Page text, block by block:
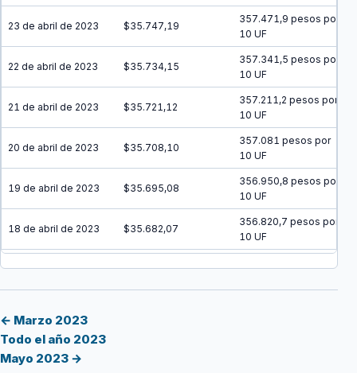
23 de abril de 2023 $35.747,19
357.471,9 pesos por
10 UF
22 de abril de 2023 $35.734,15
357.341,5 pesos por
10 UF
21 de abril de 2023 $35.721,12
357.211,2 pesos por
10 UF
20 de abril de 2023 $35.708,10
357.081 pesos por
10 UF
19 de abril de 2023 $35.695,08
356.950,8 pesos por
10 UF
18 de abril de 2023 $35.682,07
356.820,7 pesos por
10 UF
17 de abril de 2023 $35.669,06
← Marzo 2023
Todo el año 2023
Mayo 2023 →